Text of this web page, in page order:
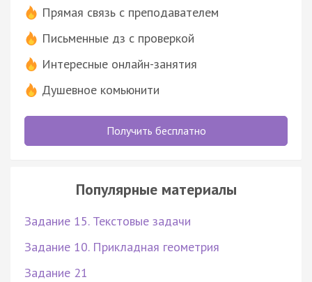
Прямая связь с преподавателем
Письменные дз с проверкой
Интересные онлайн-занятия
Душевное комьюнити
Получить бесплатно
Популярные материалы
Задание 15. Текстовые задачи
Задание 10. Прикладная геометрия
Задание 21